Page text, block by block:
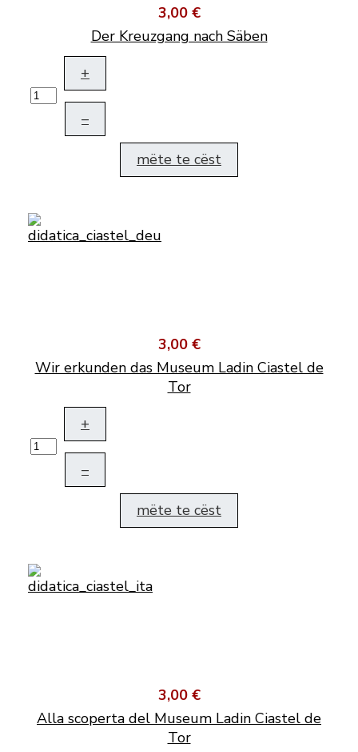
3,00 €
Der Kreuzgang nach Säben
+
–
mëte te cëst
3,00 €
Wir erkunden das Museum Ladin Ciastel de
Tor
+
–
mëte te cëst
3,00 €
Alla scoperta del Museum Ladin Ciastel de
Tor